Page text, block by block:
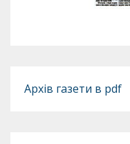
Архів газети в pdf